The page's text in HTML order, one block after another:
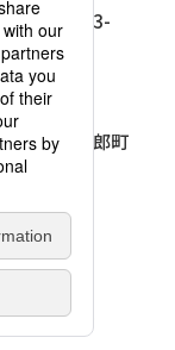
本を見る
た本を見る
平河町1-3-
03-3263-
央区久太郎町
03-6733-